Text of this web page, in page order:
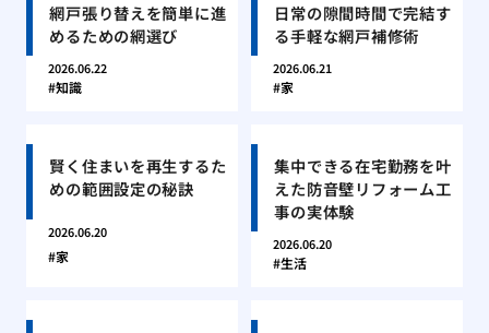
網戸張り替えを簡単に進
めるための網選び
2026.06.22
知識
日常の隙間時間で完結す
る手軽な網戸補修術
2026.06.21
家
賢く住まいを再生するた
めの範囲設定の秘訣
2026.06.20
家
集中できる在宅勤務を叶
えた防音壁リフォーム工
事の実体験
2026.06.20
生活